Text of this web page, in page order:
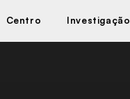
Centro Investigação